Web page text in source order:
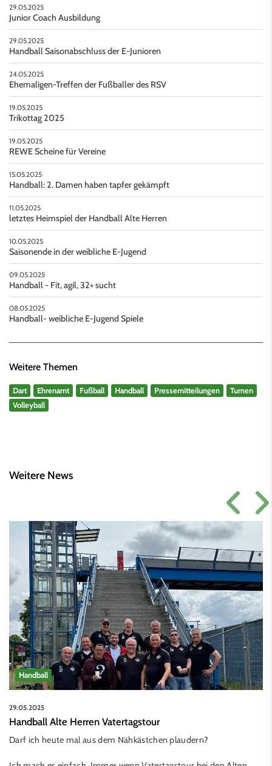
29.05.2025
Junior Coach Ausbildung
29.05.2025
Handball Saisonabschluss der E-Junioren
24.05.2025
Ehemaligen-Treffen der Fußballer des RSV
19.05.2025
Trikottag 2025
19.05.2025
REWE Scheine für Vereine
15.05.2025
Handball: 2. Damen haben tapfer gekämpft
11.05.2025
letztes Heimspiel der Handball Alte Herren
10.05.2025
Saisonende in der weibliche E-Jugend
09.05.2025
Handball - Fit, agil, 32+ sucht
08.05.2025
Handball- weibliche E-Jugend Spiele
Weitere Themen
Dart Ehrenamt Fußball Handball Pressemitteilungen
Turnen
Volleyball
Weitere News
Handball
29.05.2025
Handball Alte Herren Vatertagstour
Darf ich heute mal aus dem Nähkästchen plaudern?